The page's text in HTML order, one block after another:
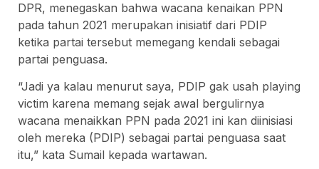
DPR, menegaskan bahwa wacana kenaikan PPN
pada tahun 2021 merupakan inisiatif dari PDIP
ketika partai tersebut memegang kendali sebagai
partai penguasa.
“Jadi ya kalau menurut saya, PDIP gak usah playing
victim karena memang sejak awal bergulirnya
wacana menaikkan PPN pada 2021 ini kan diinisiasi
oleh mereka (PDIP) sebagai partai penguasa saat
itu,” kata Sumail kepada wartawan.